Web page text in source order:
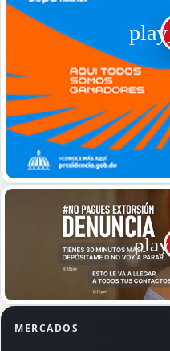
MERCADOS